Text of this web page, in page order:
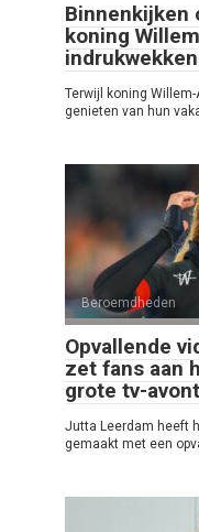
Binnenkijken
koning
Terwijl koning
genieten van hun
Beroemdheden
Opvallende
zet fans aan
grote tv-
Jutta Leerdam heeft
gemaakt met een